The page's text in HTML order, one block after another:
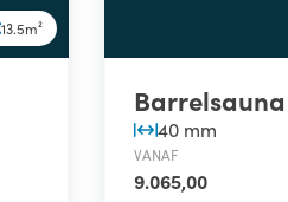
13.5m²
40 mm
VANAF
9.065,00